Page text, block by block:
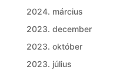
2024. március
2023. december
2023. október
2023. július